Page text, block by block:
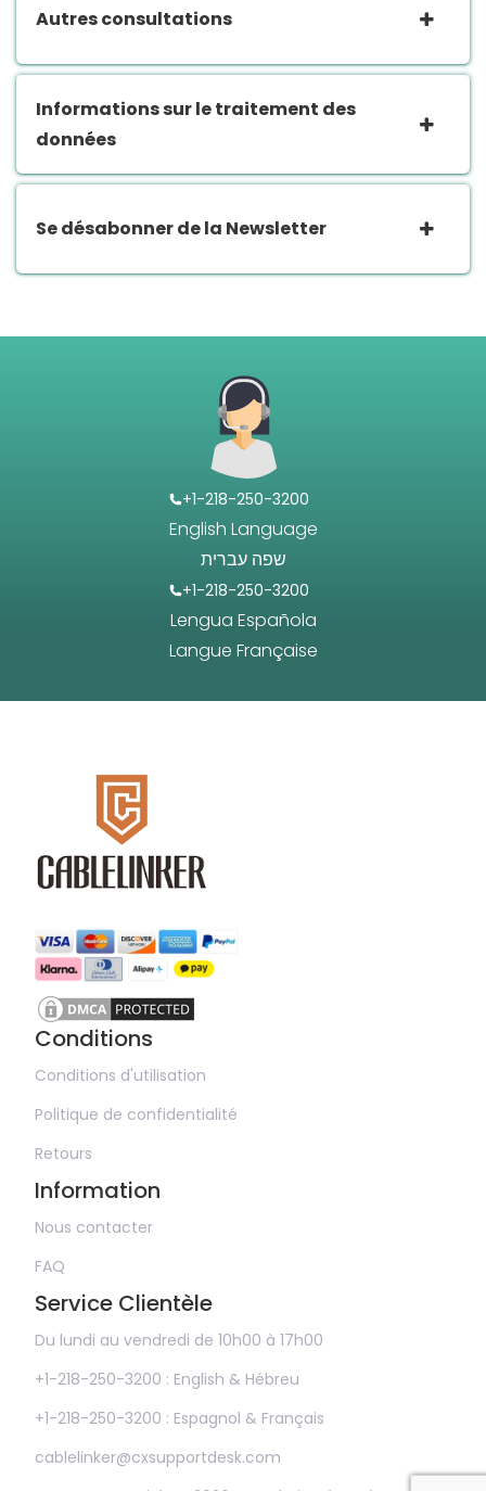
Autres consultations
Informations sur le traitement des
données
Se désabonner de la Newsletter
+1-218-250-3200
English Language
שפה עברית
+1-218-250-3200
Lengua Española
Langue Française
Conditions
Conditions d'utilisation
Politique de confidentialité
Retours
Information
Nous contacter
FAQ
Service Clientèle
Du lundi au vendredi de 10h00 à 17h00
+1-218-250-3200 : English & Hébreu
+1-218-250-3200 : Espagnol & Français
cablelinker@cxsupportdesk.com